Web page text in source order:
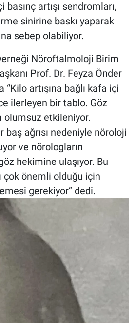
artışı sendromları,
sinirine baskı yaparak
sebep olabiliyor.
Nöroftalmoloji Birim
Prof. Dr. Feyza Önder
“Kilo artışına bağlı kafa içi
ilerleyen bir tablo. Göz
olumsuz etkileniyor.
ağrısı nedeniyle nöroloji
ve nörologların
hekimine ulaşıyor. Bu
çok önemli olduğu için
gerekiyor” dedi.